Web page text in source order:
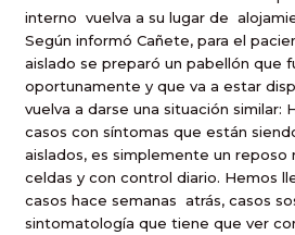
interno vuelva a su lugar de
Según informó Cañete, para el
aislado se preparó un pabellón que
oportunamente y que va a estar
vuelva a darse una situación similar:
casos con síntomas que están
aislados, es simplemente un
celdas y con control diario. Hemos
casos hace semanas atrás, casos
sintomatología que tiene que ver